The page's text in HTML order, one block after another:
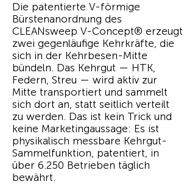
Die patentierte V-förmige
Bürstenanordnung des
CLEANsweep V-Concept® erzeugt
zwei gegenläufige Kehrkräfte, die
sich in der Kehrbesen-Mitte
bündeln. Das Kehrgut — HTK,
Federn, Streu — wird aktiv zur
Mitte transportiert und sammelt
sich dort an, statt seitlich verteilt
zu werden. Das ist kein Trick und
keine Marketingaussage: Es ist
physikalisch messbare Kehrgut-
Sammelfunktion, patentiert, in
über 6.250 Betrieben täglich
bewährt.